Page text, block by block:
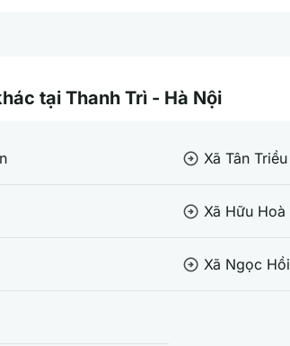
tại Thanh Trì - Hà Nội
arrow_circle_right Xã Tân Triều
arrow_circle_right Xã Hữu Hoà
arrow_circle_right Xã Ngọc Hồi